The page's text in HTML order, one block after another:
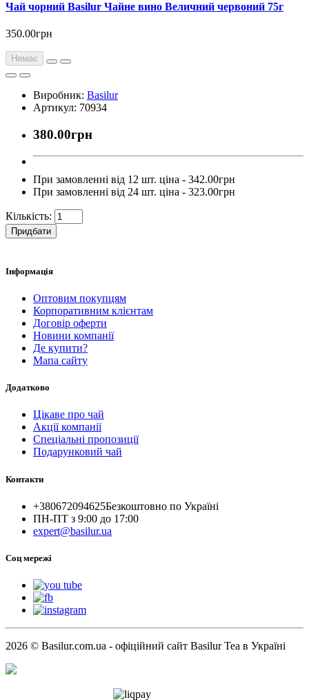
Чай чорний Basilur Чайне вино Величний червоний 75г
350.00грн
Немає
Виробник: Basilur
Артикул: 70934
380.00грн
При замовленні від 12 шт. ціна - 342.00грн
При замовленні від 24 шт. ціна - 323.00грн
Кількість:
Придбати
Інформація
Оптовим покупцям
Корпоративним клієнтам
Договір оферти
Новини компанії
Де купити?
Мапа сайту
Додатково
Цікаве про чай
Акції компанії
Спеціальні пропозиції
Подарунковий чай
Контакти
+380672094625Безкоштовно по Україні
ПН-ПТ з 9:00 до 17:00
expert@basilur.ua
Cоц мережі
2026 © Basilur.com.ua - офіційний сайт Basilur Tea в Україні